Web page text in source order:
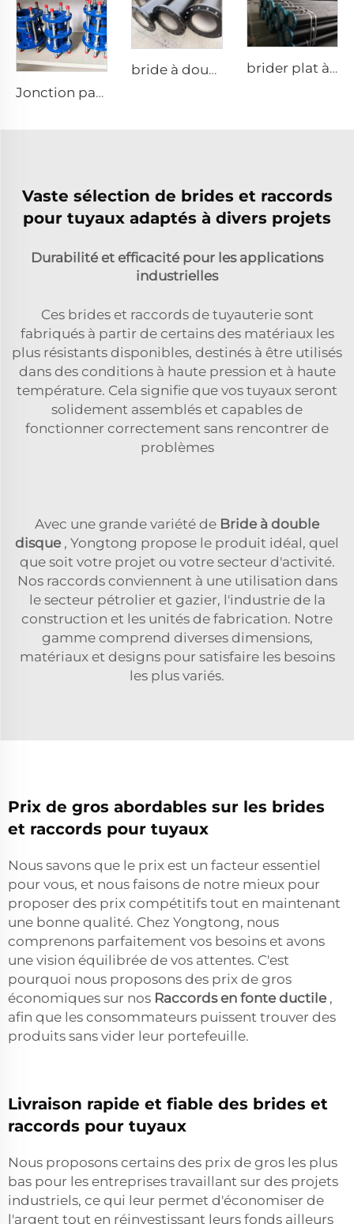
Jonction par flange
bride à double disque brider plat à disque simple
Vaste sélection de brides et raccords
pour tuyaux adaptés à divers projets
Durabilité et efficacité pour les applications
industrielles
Ces brides et raccords de tuyauterie sont
fabriqués à partir de certains des matériaux les
plus résistants disponibles, destinés à être utilisés
dans des conditions à haute pression et à haute
température. Cela signifie que vos tuyaux seront
solidement assemblés et capables de
fonctionner correctement sans rencontrer de
problèmes
Avec une grande variété de Bride à double
disque , Yongtong propose le produit idéal, quel
que soit votre projet ou votre secteur d'activité.
Nos raccords conviennent à une utilisation dans
le secteur pétrolier et gazier, l'industrie de la
construction et les unités de fabrication. Notre
gamme comprend diverses dimensions,
matériaux et designs pour satisfaire les besoins
les plus variés.
Prix de gros abordables sur les brides
et raccords pour tuyaux
Nous savons que le prix est un facteur essentiel
pour vous, et nous faisons de notre mieux pour
proposer des prix compétitifs tout en maintenant
une bonne qualité. Chez Yongtong, nous
comprenons parfaitement vos besoins et avons
une vision équilibrée de vos attentes. C'est
pourquoi nous proposons des prix de gros
économiques sur nos Raccords en fonte ductile ,
afin que les consommateurs puissent trouver des
produits sans vider leur portefeuille.
Livraison rapide et fiable des brides et
raccords pour tuyaux
Nous proposons certains des prix de gros les plus
bas pour les entreprises travaillant sur des projets
industriels, ce qui leur permet d'économiser de
l'argent tout en réinvestissant leurs fonds ailleurs